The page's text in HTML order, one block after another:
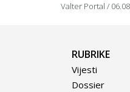
Valter Portal
RUBRIKE
Vijesti
Dossier